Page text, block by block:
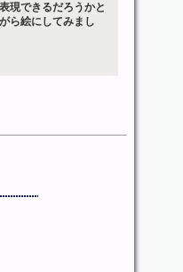
現できるだろうかと
ら絵にしてみまし